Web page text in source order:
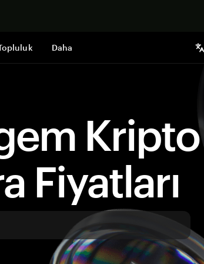
Daha
Kripto
Fiyatları